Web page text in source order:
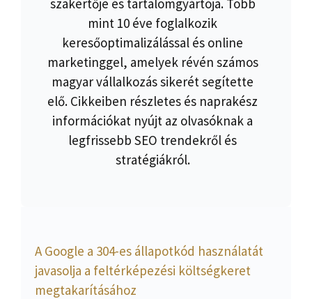
szakértője és tartalomgyártója. Több
mint 10 éve foglalkozik
keresőoptimalizálással és online
marketinggel, amelyek révén számos
magyar vállalkozás sikerét segítette
elő. Cikkeiben részletes és naprakész
információkat nyújt az olvasóknak a
legfrissebb SEO trendekről és
stratégiákról.
A Google a 304-es állapotkód használatát
javasolja a feltérképezési költségkeret
megtakarításához